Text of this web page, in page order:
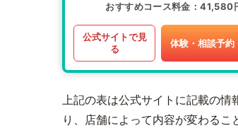
おすすめコース料金 41,580
公式サイトで見
る
体験・相談予約
上記の表は公式サイトに記載の情
り、店舗によって内容が変わるこ